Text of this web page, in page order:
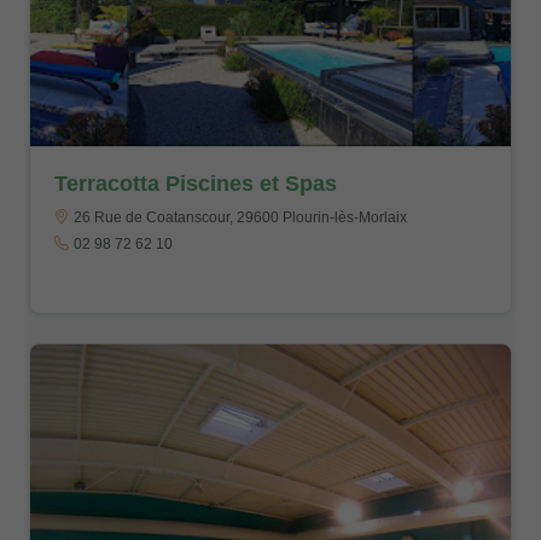
Terracotta Piscines et Spas
26 Rue de Coatanscour, 29600 Plourin-lès-Morlaix
02 98 72 62 10